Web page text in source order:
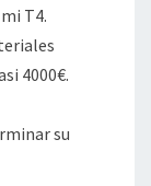
T4.
4000€.
su